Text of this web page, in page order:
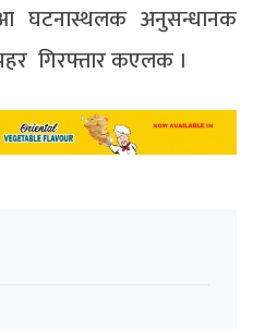
घटनास्थलक अनुसन्धानक
गिरफ्तार कएलक ।